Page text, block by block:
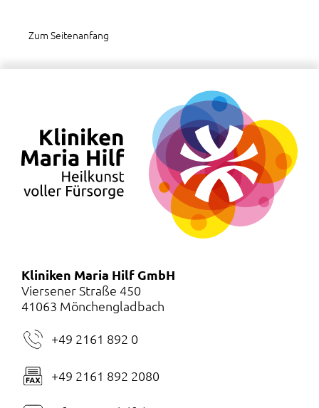
Zum Seitenanfang
Kliniken Maria Hilf GmbH
Viersener Straße 450
41063 Mönchengladbach
+49 2161 892 0
+49 2161 892 2080